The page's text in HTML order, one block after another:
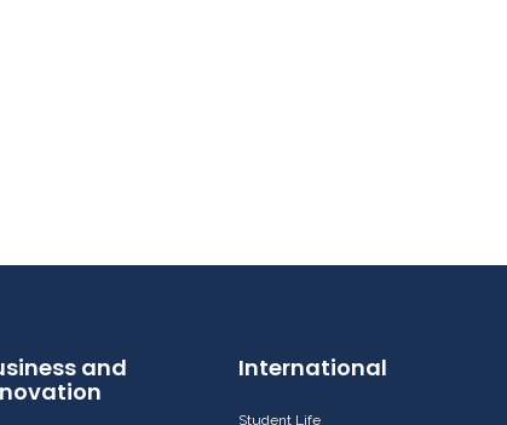
and
International
Student Life